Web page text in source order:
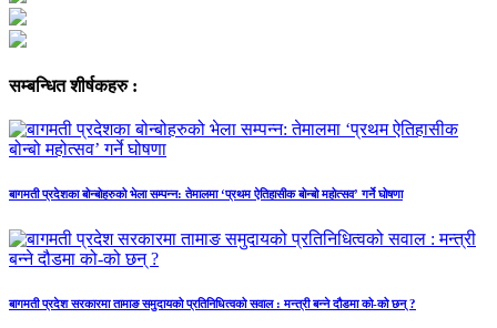
सम्बन्धित शीर्षकहरु :
बागमती प्रदेशका बोन्बोहरुको भेला सम्पन्न: तेमालमा ‘प्रथम ऐतिहासीक बोन्बो महोत्सव’ गर्ने घोषणा
बागमती प्रदेश सरकारमा तामाङ समुदायको प्रतिनिधित्वको सवाल : मन्त्री बन्ने दौडमा को‐को छन् ?